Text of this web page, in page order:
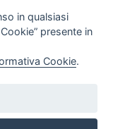
al Tribunale Civile
in qualsiasi
presente in
Cookie.